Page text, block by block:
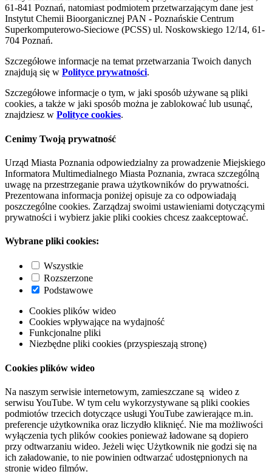
61-841 Poznań, natomiast podmiotem przetwarzającym dane jest
Instytut Chemii Bioorganicznej PAN - Poznańskie Centrum
Superkomputerowo-Sieciowe (PCSS) ul. Noskowskiego 12/14, 61-
704 Poznań.
Szczegółowe informacje na temat przetwarzania Twoich danych
znajdują się w Polityce prywatności.
Szczegółowe informacje o tym, w jaki sposób używane są pliki
cookies, a także w jaki sposób można je zablokować lub usunąć,
znajdziesz w Polityce cookies.
Cenimy Twoją prywatność
Urząd Miasta Poznania odpowiedzialny za prowadzenie Miejskiego
Informatora Multimedialnego Miasta Poznania, zwraca szczególną
uwagę na przestrzeganie prawa użytkowników do prywatności.
Prezentowana informacja poniżej opisuje za co odpowiadają
poszczególne cookies. Zarządzaj swoimi ustawieniami dotyczącymi
prywatności i wybierz jakie pliki cookies chcesz zaakceptować.
Wybrane pliki cookies:
Wszystkie
Rozszerzone
Podstawowe
Cookies plików wideo
Cookies wpływające na wydajność
Funkcjonalne pliki
Niezbędne pliki cookies (przyspieszają stronę)
Cookies plików wideo
Na naszym serwisie internetowym, zamieszczane są wideo z
serwisu YouTube. W tym celu wykorzystywane są pliki cookies
podmiotów trzecich dotyczące usługi YouTube zawierające m.in.
preferencje użytkownika oraz liczydło kliknięć. Nie ma możliwości
wyłączenia tych plików cookies ponieważ ładowane są dopiero
przy odtwarzaniu wideo. Jeżeli więc Użytkownik nie godzi się na
ich załadowanie, to nie powinien odtwarzać udostępnionych na
stronie wideo filmów.